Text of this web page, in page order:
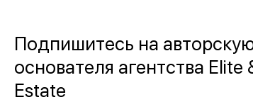
Подпишитесь на
основателя агентства Elite
Estate